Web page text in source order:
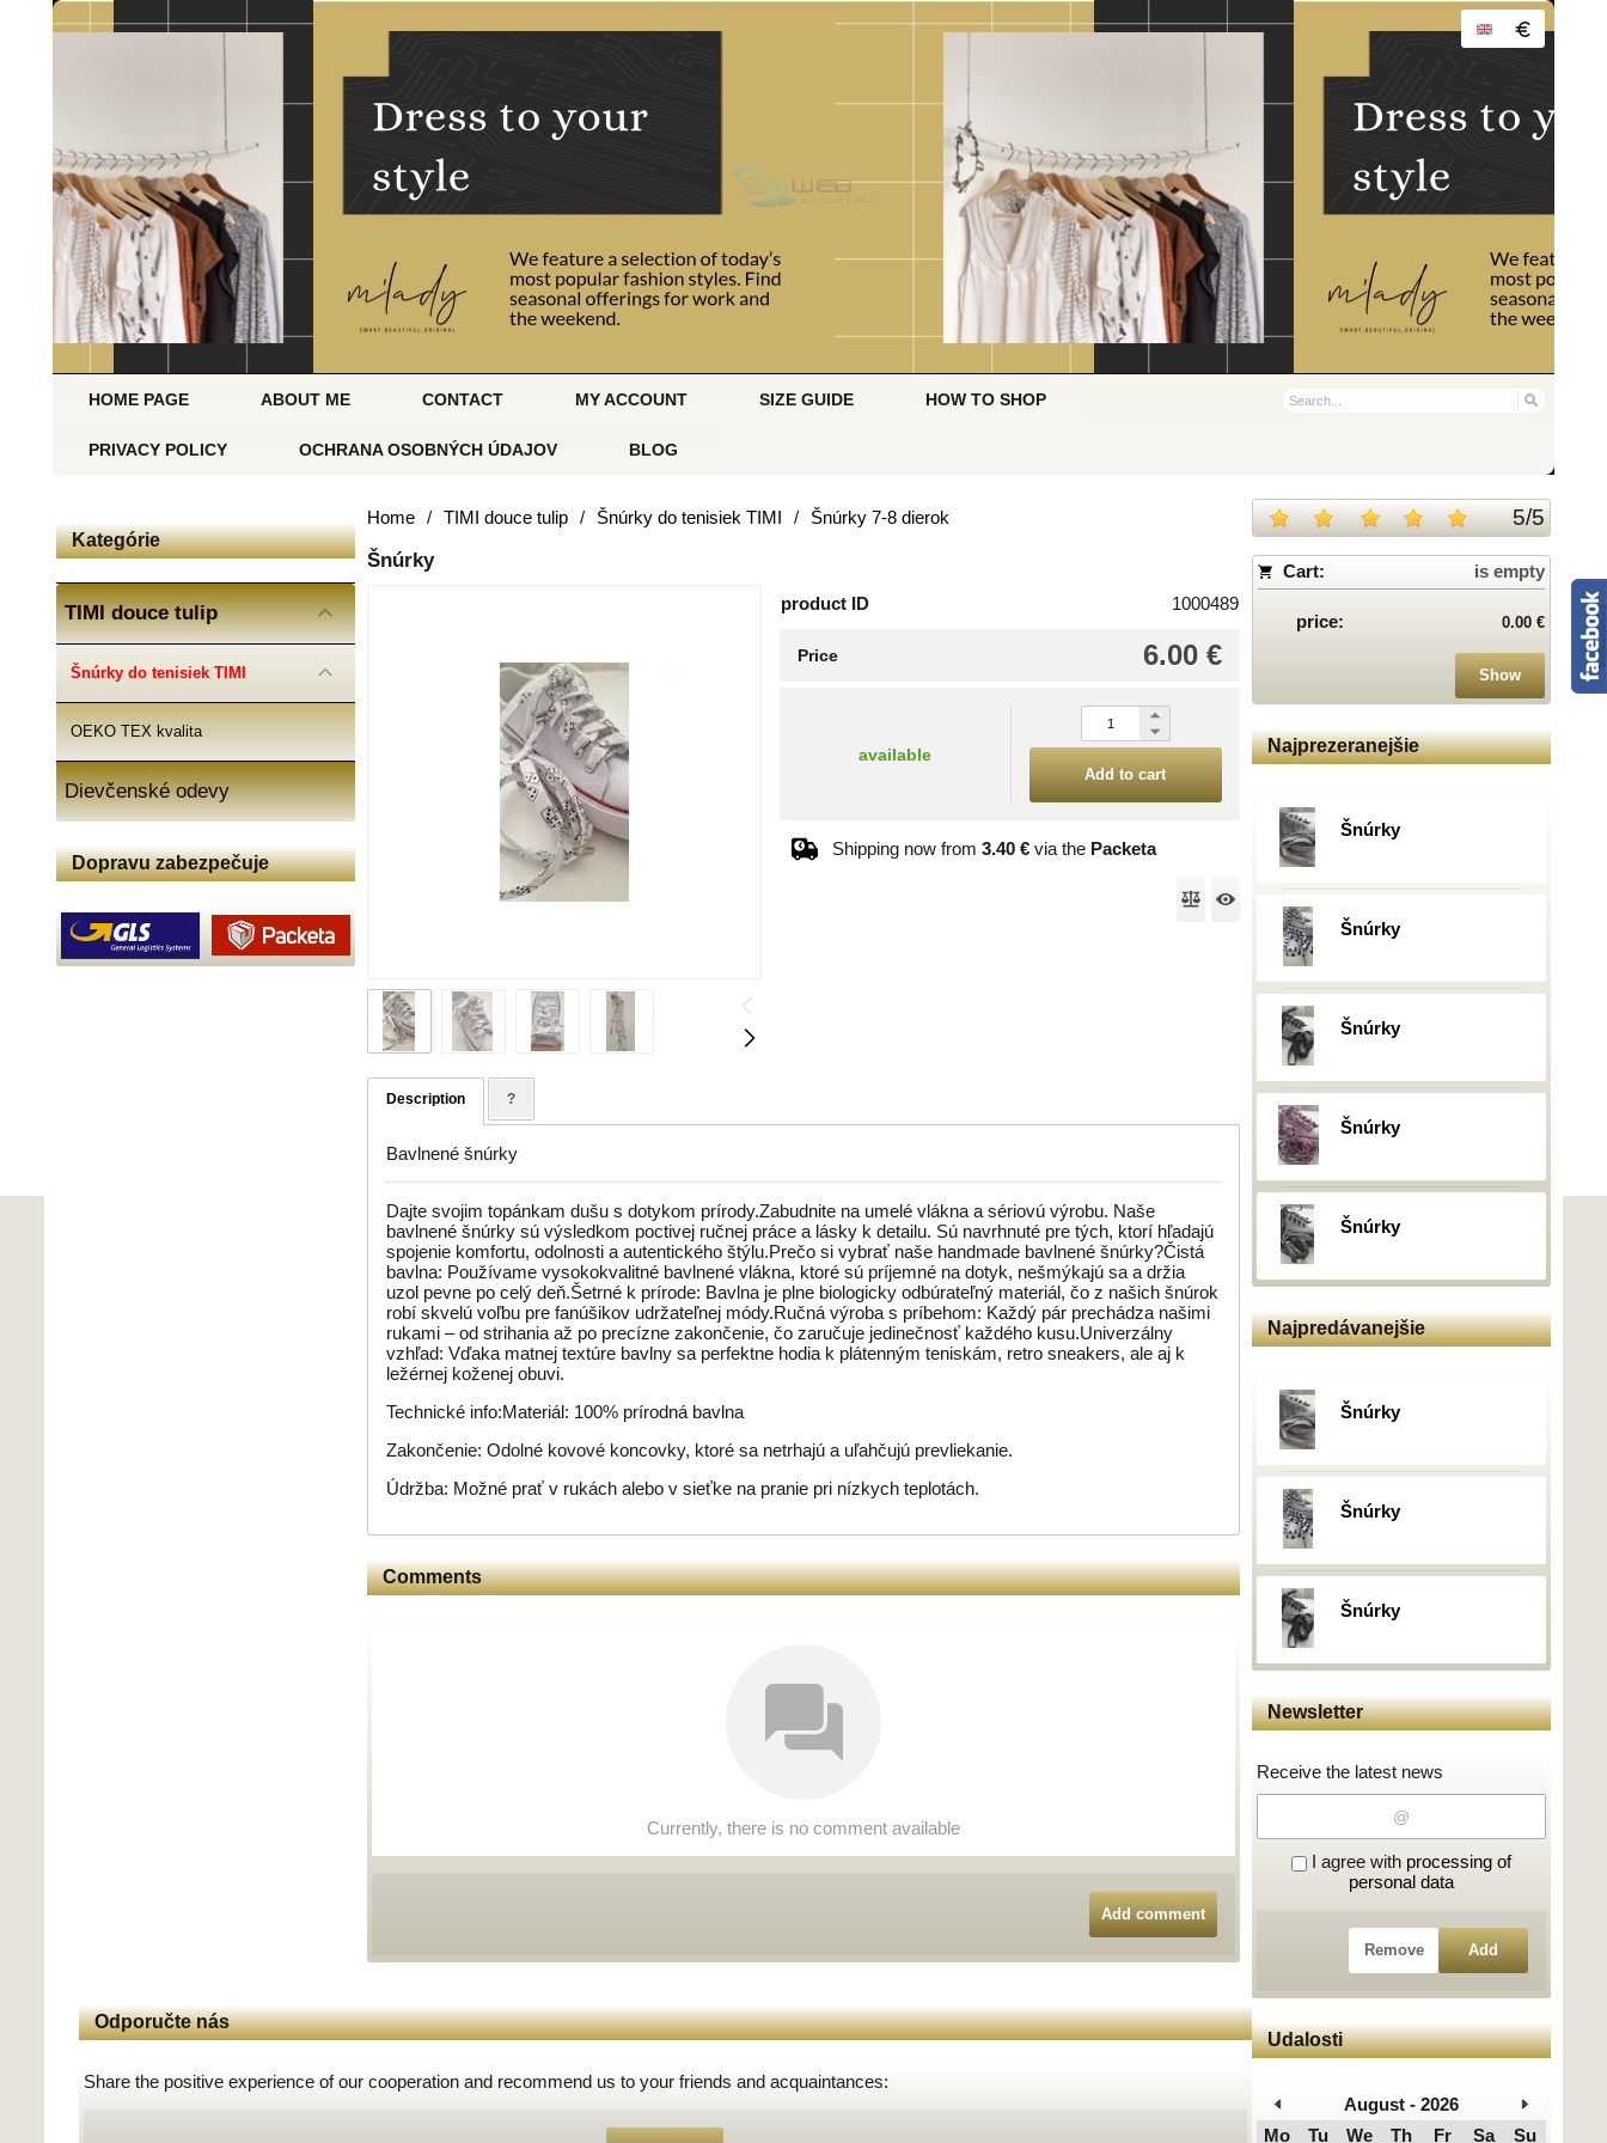
HOME PAGE ABOUT ME CONTACT MY ACCOUNT SIZE GUIDE HOW TO SHOP
PRIVACY POLICY OCHRANA OSOBNÝCH ÚDAJOV BLOG
Kategórie
TIMI douce tulip
Šnúrky do tenisiek TIMI
OEKO TEX kvalita
Dievčenské odevy
Dopravu zabezpečuje
5/5
Cart: is empty
price: 0.00 €
Show
Najprezeranejšie
Šnúrky
Šnúrky
Šnúrky
Šnúrky
Šnúrky
Najpredávanejšie
Šnúrky
Šnúrky
Šnúrky
Newsletter
Receive the latest news
I agree with processing of
personal data
Remove Add
Udalosti
August - 2026
Mo
Tu We Th Fr Sa
Su
Home / TIMI douce tulip / Šnúrky do tenisiek TIMI / Šnúrky 7-8 dierok
Šnúrky
product ID 1000489
6.00 €
Price
available
Add to cart
Shipping now from 3.40 € via the Packeta
Description ?
Bavlnené šnúrky
Dajte svojim topánkam dušu s dotykom prírody.Zabudnite na umelé vlákna a sériovú výrobu. Naše
bavlnené šnúrky sú výsledkom poctivej ručnej práce a lásky k detailu. Sú navrhnuté pre tých, ktorí hľadajú
spojenie komfortu, odolnosti a autentického štýlu.Prečo si vybrať naše handmade bavlnené šnúrky?Čistá
bavlna: Používame vysokokvalitné bavlnené vlákna, ktoré sú príjemné na dotyk, nešmýkajú sa a držia
uzol pevne po celý deň.Šetrné k prírode: Bavlna je plne biologicky odbúrateľný materiál, čo z našich šnúrok
robí skvelú voľbu pre fanúšikov udržateľnej módy.Ručná výroba s príbehom: Každý pár prechádza našimi
rukami – od strihania až po precízne zakončenie, čo zaručuje jedinečnosť každého kusu.Univerzálny
vzhľad: Vďaka matnej textúre bavlny sa perfektne hodia k plátenným teniskám, retro sneakers, ale aj k
ležérnej koženej obuvi.
Technické info:Materiál: 100% prírodná bavlna
Zakončenie: Odolné kovové koncovky, ktoré sa netrhajú a uľahčujú prevliekanie.
Údržba: Možné prať v rukách alebo v sieťke na pranie pri nízkych teplotách.
Comments
Currently, there is no comment available
Add comment
Odporučte nás
Share the positive experience of our cooperation and recommend us to your friends and acquaintances: